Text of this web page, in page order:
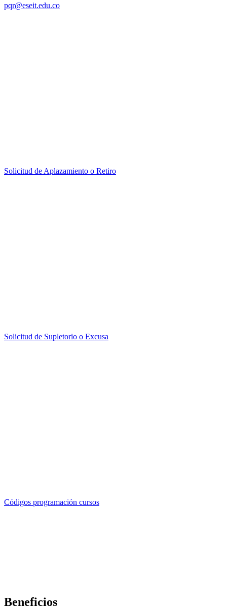
pqr@eseit.edu.co
Solicitud de Aplazamiento o Retiro
Solicitud de Supletorio o Excusa
Códigos programación cursos
Beneficios